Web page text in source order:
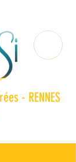
- RENNES